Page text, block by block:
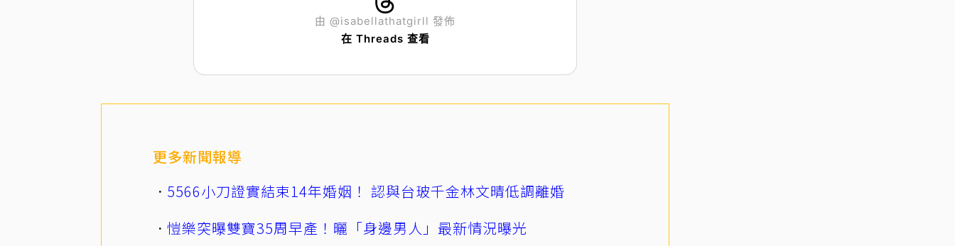
由 @isabellathatgirll 發佈
在 Threads 查看
更多新聞報導
5566小刀證實結束14年婚姻！ 認與台玻千金林文晴低調離婚
愷樂突曝雙寶35周早產！曬「身邊男人」最新情況曝光